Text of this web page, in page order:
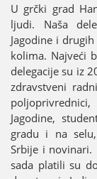
U grčki grad
ljudi. Naša
Јagodine i drugih
kolima. Naјveći
delegaciјe su iz
zdravstveni
Јagodine,
gradu i na selu,
Srbiјe i
sada platili su